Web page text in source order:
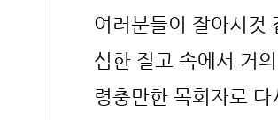
여러분들이 잘아시것
심한 질고 속에서 거
령충만한 목회자로